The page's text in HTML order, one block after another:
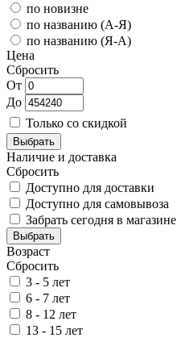
по новизне
по названию (А-Я)
по названию (Я-А)
Цена
Сбросить
От
До
Только со скидкой
Выбрать
Наличие и доставка
Сбросить
Доступно для доставки
Доступно для самовывоза
Забрать сегодня в магазине
Выбрать
Возраст
Сбросить
3 - 5 лет
6 - 7 лет
8 - 12 лет
13 - 15 лет